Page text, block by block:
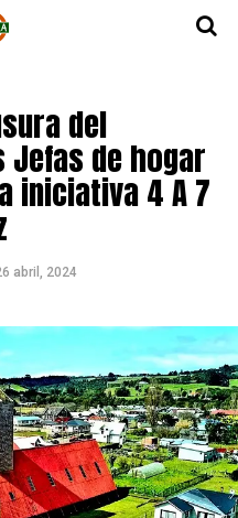
del
de hogar
iniciativa 4 A 7
abril, 2024